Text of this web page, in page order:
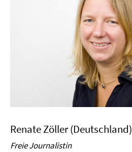
Renate Zöller (Deutschland)
Freie Journalistin